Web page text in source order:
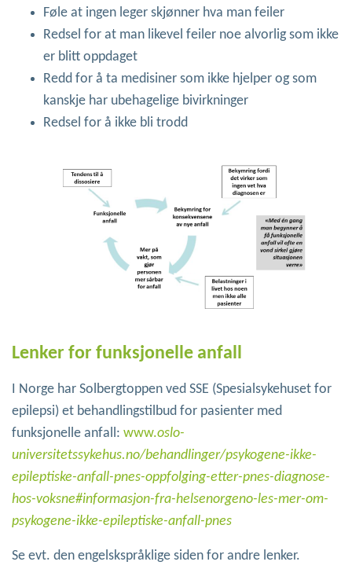
Føle at ingen leger skjønner hva man feiler
Redsel for at man likevel feiler noe alvorlig som ikke
er blitt oppdaget
Redd for å ta medisiner som ikke hjelper og som
kanskje har ubehagelige bivirkninger
Redsel for å ikke bli trodd
Lenker for funksjonelle anfall
I Norge har Solbergtoppen ved SSE (Spesialsykehuset for
epilepsi) et behandlingstilbud for pasienter med
funksjonelle anfall: www.oslo-
universitetssykehus.no/behandlinger/psykogene-ikke-
epileptiske-anfall-pnes-oppfolging-etter-pnes-diagnose-
hos-voksne#informasjon-fra-helsenorgeno-les-mer-om-
psykogene-ikke-epileptiske-anfall-pnes
Se evt. den engelskspråklige siden for andre lenker.